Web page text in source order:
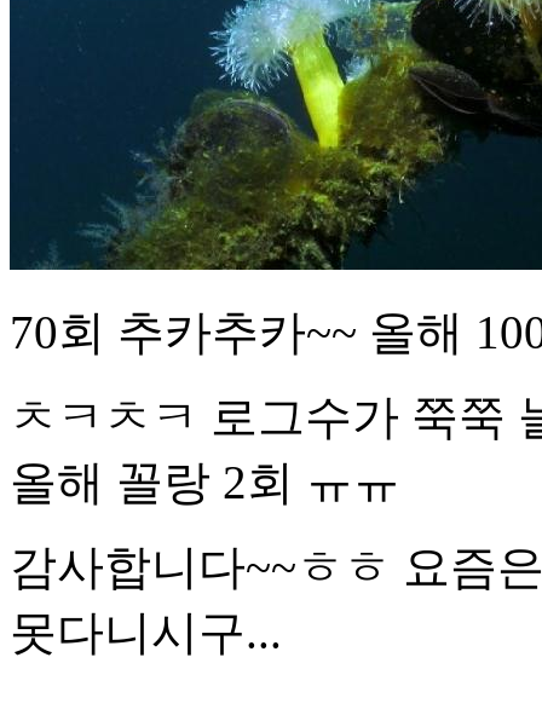
70회 추카추카~~ 올해
ㅊㅋㅊㅋ 로그수가 쭉쭉
올해 꼴랑 2회 ㅠㅠ
감사합니다~~ㅎㅎ 요즘
못다니시구...